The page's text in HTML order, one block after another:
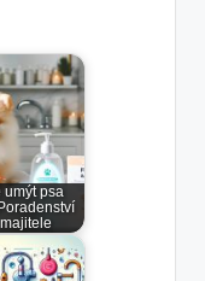
umýt psa